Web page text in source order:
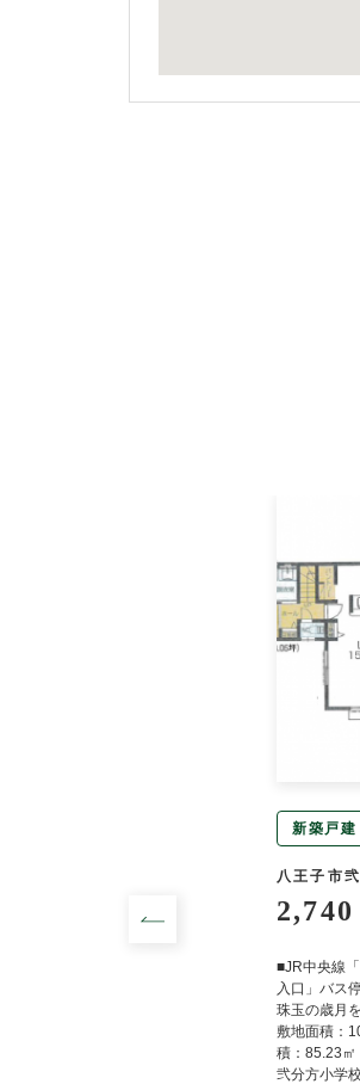
新築戸建
八王子市
2,740
■JR中央線
入口」バス
珠玉の歳月
敷地面積：
積：85.23㎡
弐分方小学